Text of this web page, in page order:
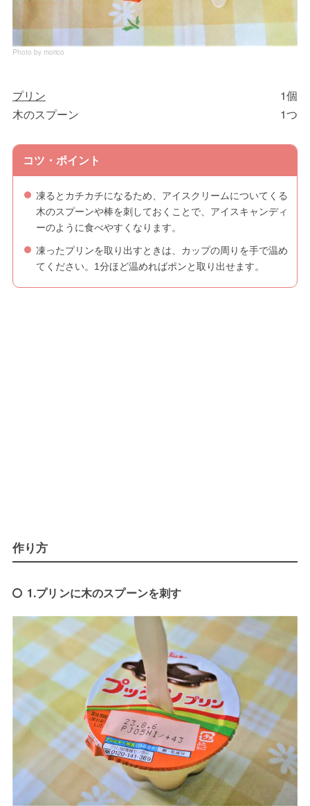
Photo by morico
プリン
1個
木のスプーン
1つ
コツ・ポイント
凍るとカチカチになるため、アイスクリームについてくる
木のスプーンや棒を刺しておくことで、アイスキャンディ
ーのように食べやすくなります。
凍ったプリンを取り出すときは、カップの周りを手で温め
てください。1分ほど温めればポンと取り出せます。
作り方
1.プリンに木のスプーンを刺す